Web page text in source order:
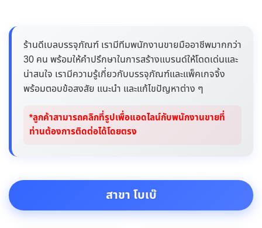
ร้านดีเบลบรรจุภัณฑ์ เรามีทีมพนักงานขายมืออาชีพมากกว่า
30 คน พร้อมให้คำปรึกษาในการสร้างแบรนด์ให้โดดเด่นและ
น่าสนใจ เรามีความรู้เกี่ยวกับบรรจุภัณฑ์และแพ็คเกจจิ้ง
พร้อมตอบข้อสงสัย แนะนำ และแก้ไขปัญหาต่าง ๆ
*ลูกค้าสามารถคลิกที่รูปเพื่อแอดไลน์กับพนักงานขายที่
ท่านต้องการติดต่อได้โดยตรง
สาขา โบเบ๊